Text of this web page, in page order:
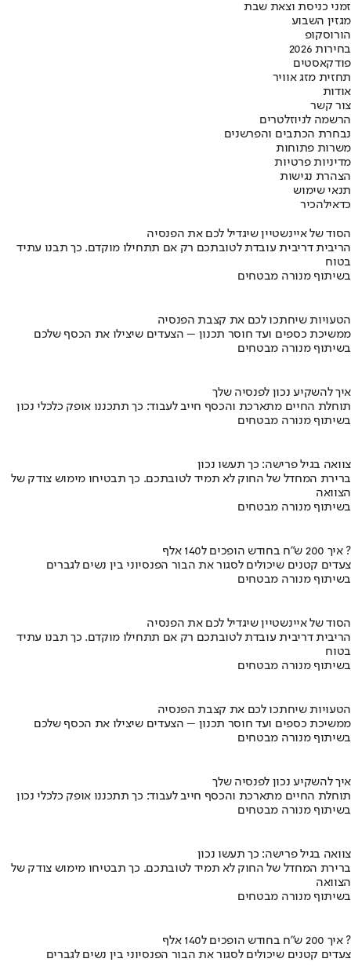
זמני כניסת וצאת שבת
מגזין השבוע
הורוסקופ
בחירות 2026
פודקאסטים
תחזית מזג אוויר
אודות
צור קשר
הרשמה לניוזלטרים
נבחרת הכתבים והפרשנים
משרות פתוחות
מדיניות פרטיות
הצהרת נגישות
תנאי שימוש
כדאילהכיר
הסוד של איינשטיין שיגדיל לכם את הפנסיה
הריבית דריבית עובדת לטובתכם רק אם תתחילו מוקדם. כך תבנו עתיד
בטוח
בשיתוף מנורה מבטחים
הטעויות שיחתכו לכם את קצבת הפנסיה
ממשיכת כספים ועד חוסר תכנון – הצעדים שיצילו את הכסף שלכם
בשיתוף מנורה מבטחים
איך להשקיע נכון לפנסיה שלך
תוחלת החיים מתארכת והכסף חייב לעבוד: כך תתכננו אופק כלכלי נכון
בשיתוף מנורה מבטחים
צוואה בגיל פרישה: כך תעשו נכון
ברירת המחדל של החוק לא תמיד לטובתכם. כך תבטיחו מימוש צודק של
הצוואה
בשיתוף מנורה מבטחים
איך 200 ש"ח בחודש הופכים ל140 אלף ?
צעדים קטנים שיכולים לסגור את הבור הפנסיוני בין נשים לגברים
בשיתוף מנורה מבטחים
הסוד של איינשטיין שיגדיל לכם את הפנסיה
הריבית דריבית עובדת לטובתכם רק אם תתחילו מוקדם. כך תבנו עתיד
בטוח
בשיתוף מנורה מבטחים
הטעויות שיחתכו לכם את קצבת הפנסיה
ממשיכת כספים ועד חוסר תכנון – הצעדים שיצילו את הכסף שלכם
בשיתוף מנורה מבטחים
איך להשקיע נכון לפנסיה שלך
תוחלת החיים מתארכת והכסף חייב לעבוד: כך תתכננו אופק כלכלי נכון
בשיתוף מנורה מבטחים
צוואה בגיל פרישה: כך תעשו נכון
ברירת המחדל של החוק לא תמיד לטובתכם. כך תבטיחו מימוש צודק של
הצוואה
בשיתוף מנורה מבטחים
איך 200 ש"ח בחודש הופכים ל140 אלף ?
צעדים קטנים שיכולים לסגור את הבור הפנסיוני בין נשים לגברים